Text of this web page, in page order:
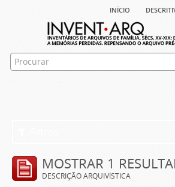
início
MOSTRAR 1
DESCRIÇÃO ARQUIVÍSTICA